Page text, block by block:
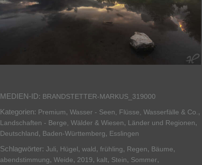
MEDIEN-ID: BRANDSTETTER-MARKUS_319000
Kategorien: Premium, Wasser - Seen, Flüsse, Wasserfälle & Co. ,
Landschaften - Berge, Wälder & Wiesen, Länder und Regionen,
Deutschland, Baden-Württemberg, Esslingen
Schlagwörter: Juli, Hügel, wald, frühling, Regen, Bäume,
abendstimmung, Weide, 2019, kalt, Stein, Sommer,